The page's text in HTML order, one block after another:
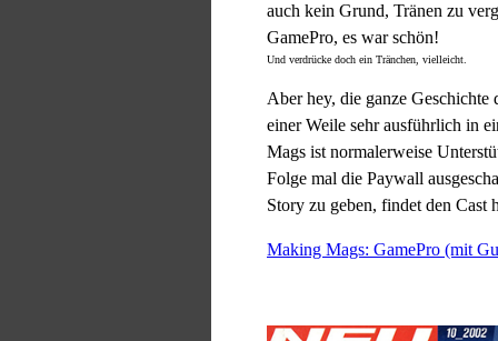
auch kein Grund, Tränen zu
GamePro, es war schön!
Und verdrücke doch ein Tränchen, vielleicht.
Aber hey, die ganze Geschichte
einer Weile sehr ausführlich in
Mags ist normalerweise
Folge mal die Paywall
Story zu geben, findet den Cast
Making Mags: GamePro (mit